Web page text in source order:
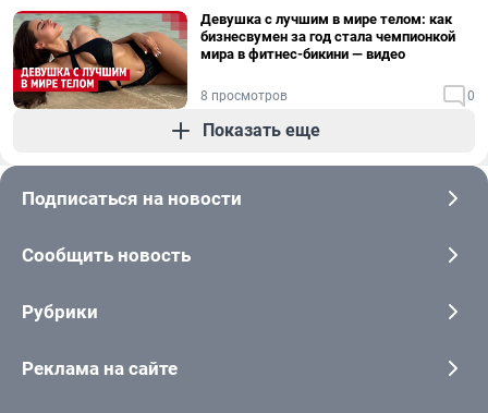
Девушка с лучшим в мире телом: как
бизнесвумен за год стала чемпионкой
мира в фитнес-бикини — видео
8 просмотров 0
Показать еще
Подписаться на новости
Сообщить новость
Рубрики
Реклама на сайте